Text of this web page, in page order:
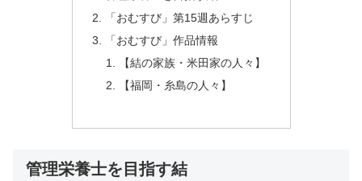
「おむすび」第15週あらすじ
「おむすび」作品情報
【結の家族・米田家の人々】
【福岡・糸島の人々】
管理栄養士を目指す結